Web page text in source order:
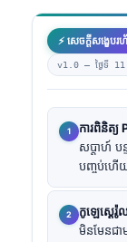
⚡ សេចក្តីសង្ខេប
v1.0 — ថ្ងៃទី
ការពិនិត្យ
សប្តាហ៍ ប
បញ្ចប់ហើយ
កូឡេស្តេរ៉ូ
មិនមែនជា